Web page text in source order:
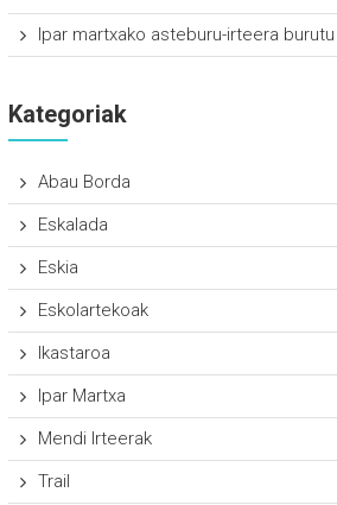
Ipar martxako asteburu-irteera
Kategoriak
Abau Borda
Eskalada
Eskia
Eskolartekoak
Ikastaroa
Ipar Martxa
Mendi Irteerak
Trail